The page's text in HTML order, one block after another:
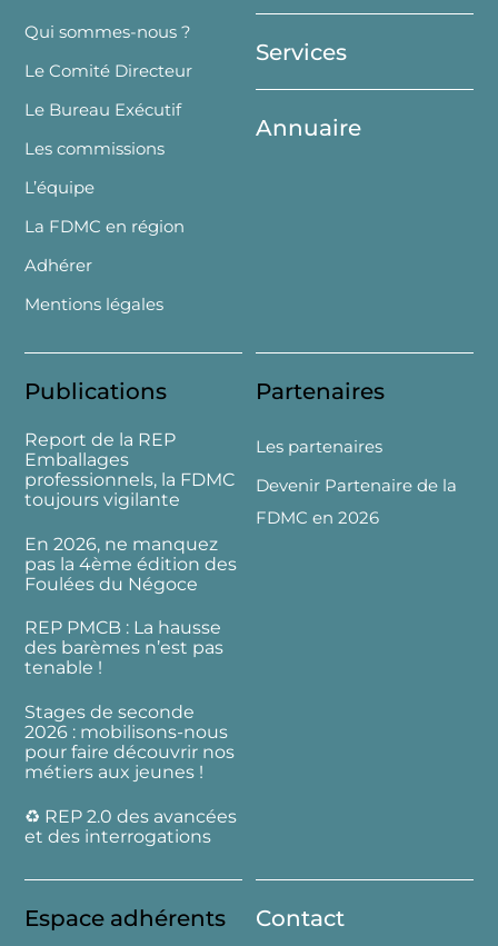
Top
Qui sommes-nous ?
Le Comité Directeur
Le Bureau Exécutif
Les commissions
L’équipe
La FDMC en région
Adhérer
Mentions légales
Services
Annuaire
Publications
Report de la REP
Emballages
professionnels, la FDMC
toujours vigilante
En 2026, ne manquez
pas la 4ème édition des
Foulées du Négoce
REP PMCB : La hausse
des barèmes n’est pas
tenable !
Stages de seconde
2026 : mobilisons-nous
pour faire découvrir nos
métiers aux jeunes !
♻️ REP 2.0 des avancées
et des interrogations
Partenaires
Les partenaires
Devenir Partenaire de la
FDMC en 2026
Espace adhérents Contact